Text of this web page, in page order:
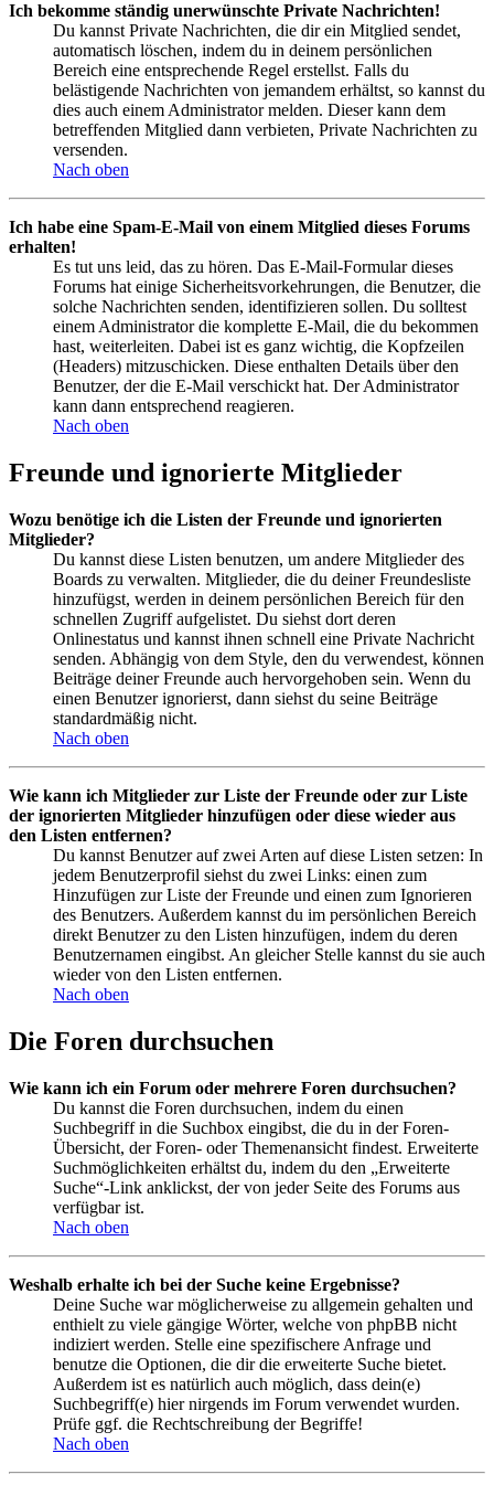
Ich bekomme ständig unerwünschte Private Nachrichten!
Du kannst Private Nachrichten, die dir ein Mitglied sendet,
automatisch löschen, indem du in deinem persönlichen
Bereich eine entsprechende Regel erstellst. Falls du
belästigende Nachrichten von jemandem erhältst, so kannst du
dies auch einem Administrator melden. Dieser kann dem
betreffenden Mitglied dann verbieten, Private Nachrichten zu
versenden.
Nach oben
Ich habe eine Spam-E-Mail von einem Mitglied dieses Forums
erhalten!
Es tut uns leid, das zu hören. Das E-Mail-Formular dieses
Forums hat einige Sicherheitsvorkehrungen, die Benutzer, die
solche Nachrichten senden, identifizieren sollen. Du solltest
einem Administrator die komplette E-Mail, die du bekommen
hast, weiterleiten. Dabei ist es ganz wichtig, die Kopfzeilen
(Headers) mitzuschicken. Diese enthalten Details über den
Benutzer, der die E-Mail verschickt hat. Der Administrator
kann dann entsprechend reagieren.
Nach oben
Freunde und ignorierte Mitglieder
Wozu benötige ich die Listen der Freunde und ignorierten
Mitglieder?
Du kannst diese Listen benutzen, um andere Mitglieder des
Boards zu verwalten. Mitglieder, die du deiner Freundesliste
hinzufügst, werden in deinem persönlichen Bereich für den
schnellen Zugriff aufgelistet. Du siehst dort deren
Onlinestatus und kannst ihnen schnell eine Private Nachricht
senden. Abhängig von dem Style, den du verwendest, können
Beiträge deiner Freunde auch hervorgehoben sein. Wenn du
einen Benutzer ignorierst, dann siehst du seine Beiträge
standardmäßig nicht.
Nach oben
Wie kann ich Mitglieder zur Liste der Freunde oder zur Liste
der ignorierten Mitglieder hinzufügen oder diese wieder aus
den Listen entfernen?
Du kannst Benutzer auf zwei Arten auf diese Listen setzen: In
jedem Benutzerprofil siehst du zwei Links: einen zum
Hinzufügen zur Liste der Freunde und einen zum Ignorieren
des Benutzers. Außerdem kannst du im persönlichen Bereich
direkt Benutzer zu den Listen hinzufügen, indem du deren
Benutzernamen eingibst. An gleicher Stelle kannst du sie auch
wieder von den Listen entfernen.
Nach oben
Die Foren durchsuchen
Wie kann ich ein Forum oder mehrere Foren durchsuchen?
Du kannst die Foren durchsuchen, indem du einen
Suchbegriff in die Suchbox eingibst, die du in der Foren-
Übersicht, der Foren- oder Themenansicht findest. Erweiterte
Suchmöglichkeiten erhältst du, indem du den „Erweiterte
Suche“-Link anklickst, der von jeder Seite des Forums aus
verfügbar ist.
Nach oben
Weshalb erhalte ich bei der Suche keine Ergebnisse?
Deine Suche war möglicherweise zu allgemein gehalten und
enthielt zu viele gängige Wörter, welche von phpBB nicht
indiziert werden. Stelle eine spezifischere Anfrage und
benutze die Optionen, die dir die erweiterte Suche bietet.
Außerdem ist es natürlich auch möglich, dass dein(e)
Suchbegriff(e) hier nirgends im Forum verwendet wurden.
Prüfe ggf. die Rechtschreibung der Begriffe!
Nach oben